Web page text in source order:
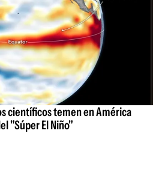
científicos temen en América
"Súper El Niño"